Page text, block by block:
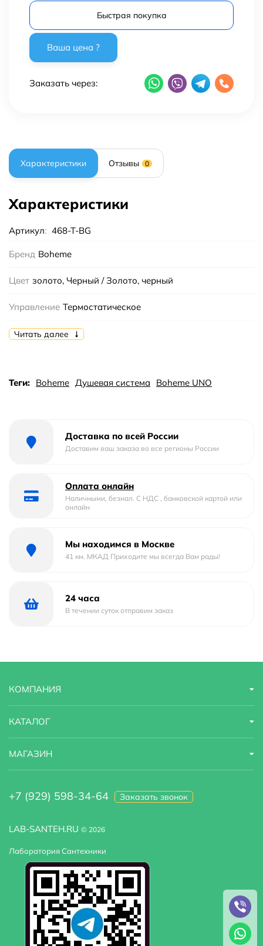
Быстрая покупка
Заказать через:
Характеристики Отзывы 0
Характеристики
Артикул: 468-T-BG
Бренд Boheme
Цвет золото, Черный / Золото, черный
Управление Термостатическое
Излив Есть
Страна бренда Италия
Механизм термостатический
Держатель лейки : Есть в комплекте
Душевая лейка : Есть в комплекте
Выдвижной излив Нет
Материал латунь
Гарантийный срок
Читать далее
Теги: Boheme Душевая система Boheme UNO
Доставка по всей России
Доставим ваш заказа во все регионы России
Оплата онлайн
Наличными, безнал. С НДС , банковской картой или
онлайн
Мы находимся в Москве
41 км. МКАД Приходите мы всегда Вам рады!
24 часа
В течении суток отправим заказ
LAB-SANTEH.RU © 2026
Лаборатория Сантехники
КОМПАНИЯ
КАТАЛОГ
МАГАЗИН
+7 (929) 598-34-64 Заказать звонок